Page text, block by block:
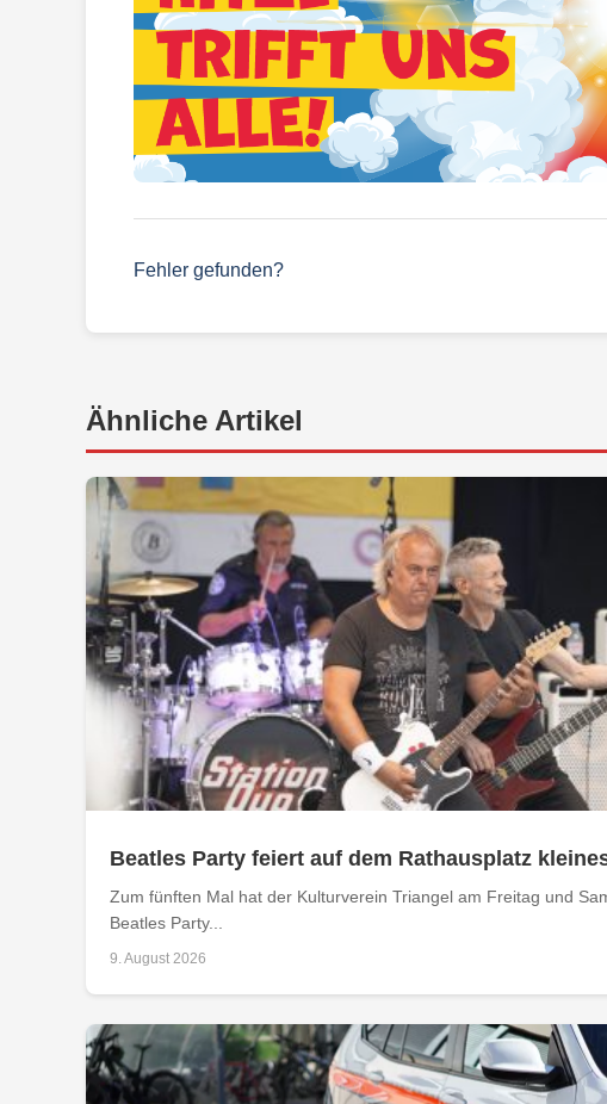
Fehler gefunden?
Ähnliche Artikel
Beatles Party feiert auf dem Rathausplatz
Zum fünften Mal hat der Kulturverein Triangel am Freitag und
Beatles Party...
9. August 2026